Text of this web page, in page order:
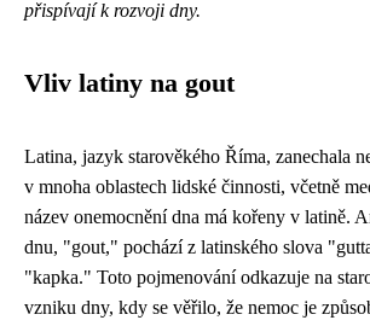
přispívají k rozvoji dny.
Vliv latiny na gout
Latina, jazyk starověkého Říma, zanechala
v mnoha oblastech lidské činnosti, včetně
název onemocnění dna má kořeny v latině.
dnu, "gout," pochází z latinského slova
"kapka." Toto pojmenování odkazuje na
vzniku dny, kdy se věřilo, že nemoc je